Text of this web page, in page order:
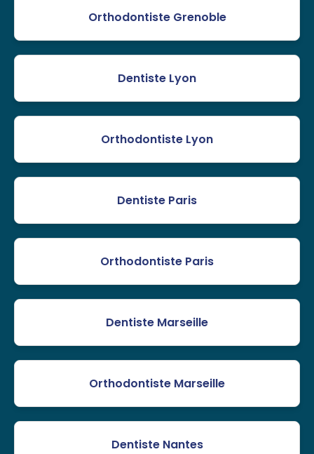
Orthodontiste Grenoble
Dentiste Lyon
Orthodontiste Lyon
Dentiste Paris
Orthodontiste Paris
Dentiste Marseille
Orthodontiste Marseille
Dentiste Nantes